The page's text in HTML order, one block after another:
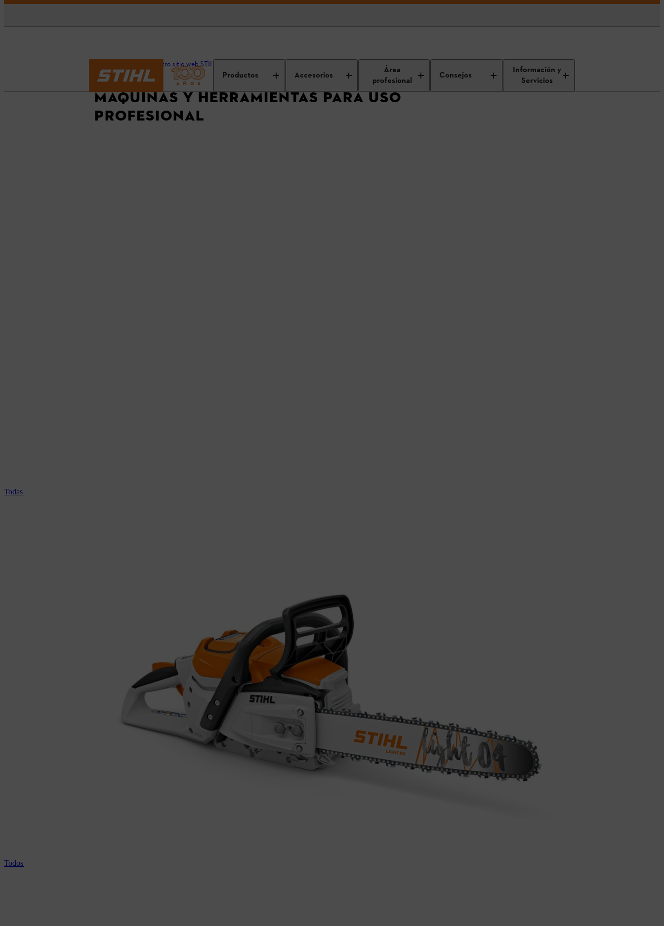
Productos Accesorios
Área
profesional
Consejos
Información y
Servicios
Nuestro sitio web STIHL para profesionales
MÁQUINAS Y HERRAMIENTAS PARA USO
PROFESIONAL
Todas las motosierras profesionales
Todos los cortasetos profesionales